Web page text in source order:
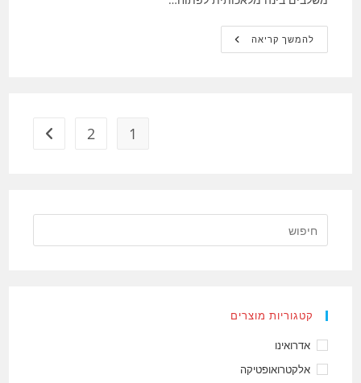
להמשך קריאהקורס
יסודות
1
2 מעבר
קטגוריות מוצרים
אדרואינו
אלקטרואופטיקה